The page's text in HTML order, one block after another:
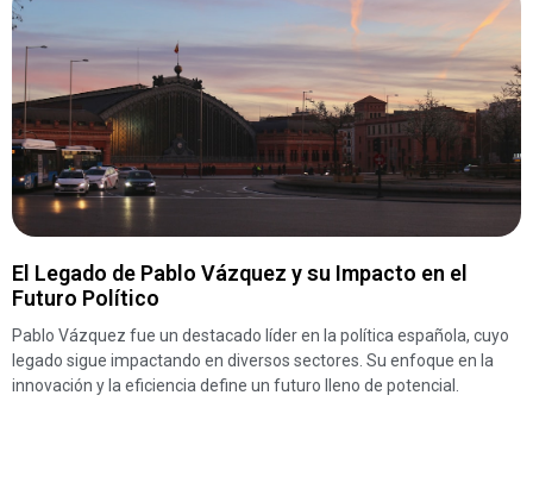
El Legado de Pablo Vázquez y su Impacto en el
Futuro Político
Pablo Vázquez fue un destacado líder en la política española, cuyo
legado sigue impactando en diversos sectores. Su enfoque en la
innovación y la eficiencia define un futuro lleno de potencial.